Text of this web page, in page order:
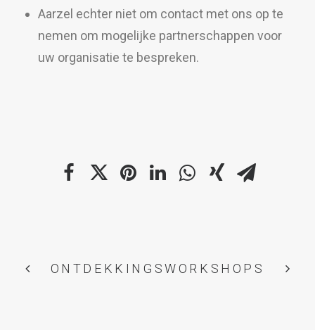
Aarzel echter niet om contact met ons op te
nemen om mogelijke partnerschappen voor
uw organisatie te bespreken.
ONTDEKKINGSWORKSHOPS